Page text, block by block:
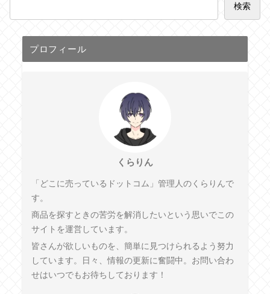
検索
プロフィール
くらりん
「どこに売っているドットコム」管理人のくらりんで
す。
商品を探すときの苦労を解消したいという思いでこの
サイトを運営しています。
皆さんが欲しいものを、簡単に見つけられるよう努力
しています。日々、情報の更新に奮闘中。お問い合わ
せはいつでもお待ちしております！